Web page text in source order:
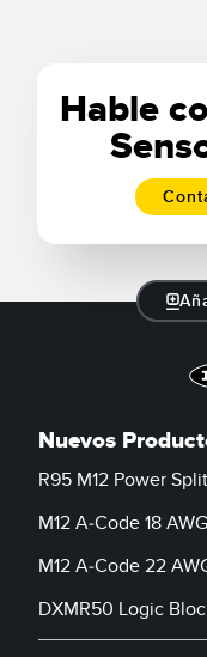
Hable
Nuevos
R95 M12 Power
M12 A-Code 18
M12 A-Code 22
DXMR50 Logic